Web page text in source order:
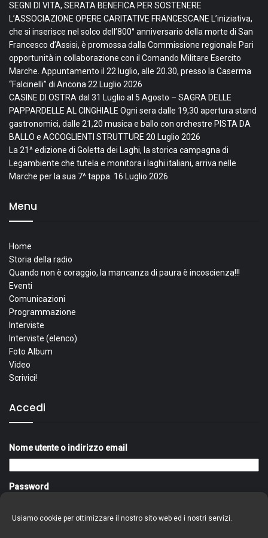
Usiamo cookie per ottimizzare il nostro sito web ed i nostri servizi.
SEGNI DI VITA, SERATA BENEFICA PER SOSTENERE
L’ASSOCIAZIONE OPERE CARITATIVE FRANCESCANE L’iniziativa,
che si inserisce nel solco dell’800° anniversario della morte di San
Francesco d’Assisi, è promossa dalla Commissione regionale Pari
opportunità in collaborazione con il Comando Militare Esercito
Marche. Appuntamento il 22 luglio, alle 20.30, presso la Caserma
“Falcinelli” di Ancona 22 Luglio 2026
CASINE DI OSTRA dal 31 Luglio al 5 Agosto – SAGRA DELLE
PAPPARDELLE AL CINGHIALE Ogni sera dalle 19,30 apertura stand
gastronomici, dalle 21,20 musica e ballo con orchestre PISTA DA
BALLO e ACCOGLIENTI STRUTTURE 20 Luglio 2026
La 21^ edizione di Goletta dei Laghi, la storica campagna di
Legambiente che tutela e monitora i laghi italiani, arriva nelle
Marche per la sua 7^ tappa. 16 Luglio 2026
Menu
Home
Storia della radio
Quando non è coraggio, la mancanza di paura è incoscienza!!!
Eventi
Comunicazioni
Programmazione
Interviste
Interviste (elenco)
Foto Album
Video
Scrivici!
Accedi
Nome utente o indirizzo email
Password
Ricordami